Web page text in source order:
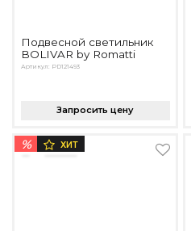
Подвесной светильник
BOLIVAR by Romatti
Артикул: PD121493
Запросить цену
% ХИТ